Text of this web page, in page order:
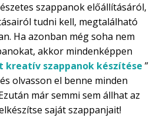
szappanok előállításáról,
tudni kell, megtalálható
Ha azonban még soha nem
akkor mindenképpen
kreatív szappanok készítése ”
olvasson el benne minden
már semmi sem állhat az
saját szappanjait!